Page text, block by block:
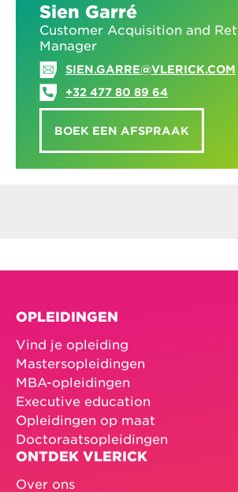
Sien Garré
Customer Acquisition and
Manager
SIEN.GARRE@VLERICK.COM
+32 477 80 89 64
BOEK EEN AFSPRAAK
OPLEIDINGEN
Vind je opleiding
Mastersopleidingen
MBA-opleidingen
Executive education
Opleidingen op maat
Doctoraatsopleidingen
ONTDEK VLERICK
Over ons